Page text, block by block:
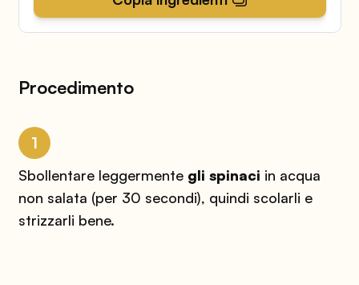
Procedimento
1
Sbollentare leggermente gli spinaci in acqua
non salata (per 30 secondi), quindi scolarli e
strizzarli bene.